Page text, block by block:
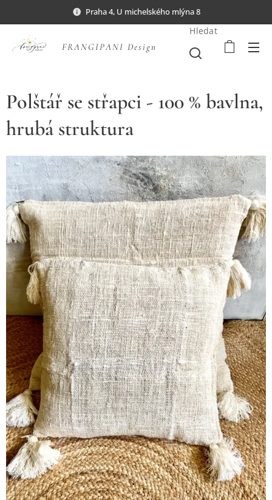
Praha 4, U michelského mlýna 8
FRANGIPANI Design
Hledat
Polštář se střapci - 100 % bavlna,
hrubá struktura